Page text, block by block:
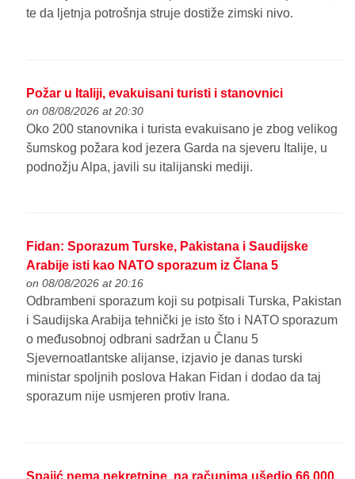
te da ljetnja potrošnja struje dostiže zimski nivo.
Požar u Italiji, evakuisani turisti i stanovnici
on 08/08/2026 at 20:30
Oko 200 stanovnika i turista evakuisano je zbog velikog
šumskog požara kod jezera Garda na sjeveru Italije, u
podnožju Alpa, javili su italijanski mediji.
Fidan: Sporazum Turske, Pakistana i Saudijske
Arabije isti kao NATO sporazum iz Člana 5
on 08/08/2026 at 20:16
Odbrambeni sporazum koji su potpisali Turska, Pakistan
i Saudijska Arabija tehnički je isto što i NATO sporazum
o međusobnoj odbrani sadržan u Članu 5
Sjevernoatlantske alijanse, izjavio je danas turski
ministar spoljnih poslova Hakan Fidan i dodao da taj
sporazum nije usmjeren protiv Irana.